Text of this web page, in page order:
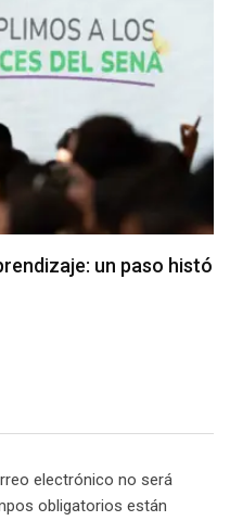
un paso histórico
electrónico no será
obligatorios están